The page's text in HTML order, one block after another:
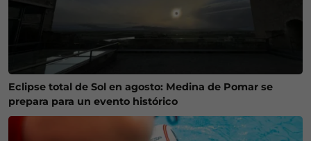
Eclipse total de Sol en agosto: Medina de Pomar se
prepara para un evento histórico